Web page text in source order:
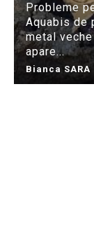
Probleme
Aquabis de
metal
apare...
Bianca SARA